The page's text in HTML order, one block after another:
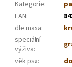
Kategorie:
EAN:
dle masa:
speciální
výživa:
věk psa: